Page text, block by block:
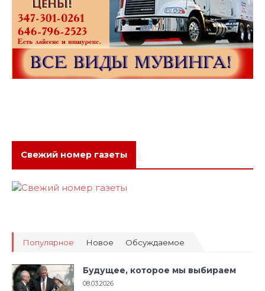
Свежий номер газеты
Популярное Новое Обсуждаемое
Будущее, которое мы выбираем
08.03.2026